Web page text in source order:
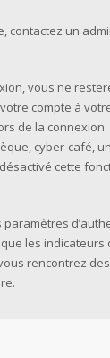
contactez un
vous ne
compte à
de la connexion.
cyber-café,
cette
les indicateurs
rencontrez